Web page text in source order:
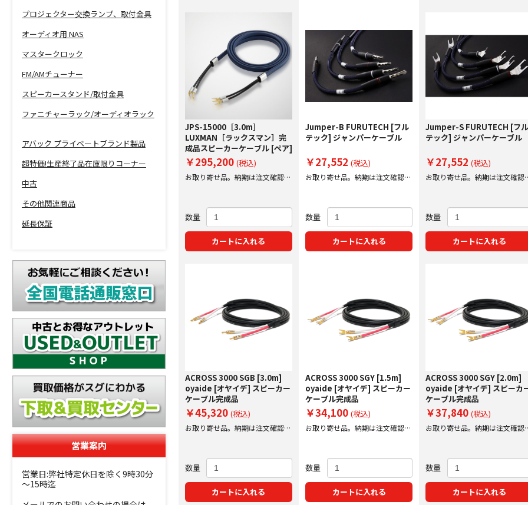
プロジェクター交換ランプ、取付金具
オーディオ用 NAS
マスタークロック
FM/AMチューナー
スピーカースタンド/取付金具
ファニチャーラック/オーディオラック
アバック プライベートブランド製品
超特価!生産終了品在庫限りコーナー
中古
その他関連商品
延長保証
営業案内
営業日:弊社特定休日を除く9時30分
～15時迄
JPS-15000［3.0m］
LUXMAN［ラックスマン］完
成品スピーカーケーブル [ペア]
￥295,200 (税込)
お取り寄せ品。納期は注文確認後
数量
カートに入れる
Jumper-B FURUTECH [フル
テック] ジャンパーケーブル
￥27,552 (税込)
お取り寄せ品。納期は注文確認後
数量
カートに入れる
Jumper-S FURUTECH [フ
テック] ジャンパーケーブル
￥27,552(税込)
お取り寄せ品。納期は注文確認
数量
カートに入れる
ACROSS 3000 SGB [3.0m]
oyaide [オヤイデ] スピーカー
ケーブル完成品
￥45,320 (税込)
お取り寄せ品。納期は注文確認後
数量
カートに入れる
ACROSS 3000 SGY [1.5m]
oyaide [オヤイデ] スピーカー
ケーブル完成品
￥34,100 (税込)
お取り寄せ品。納期は注文確認後
数量
カートに入れる
ACROSS 3000 SGY [2.0m]
oyaide [オヤイデ] スピーカ
ケーブル完成品
￥37,840(税込)
お取り寄せ品。納期は注文確認
数量
カートに入れる